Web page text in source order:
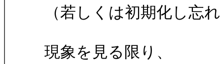
（若しくは初期化し忘
現象を見る限り、